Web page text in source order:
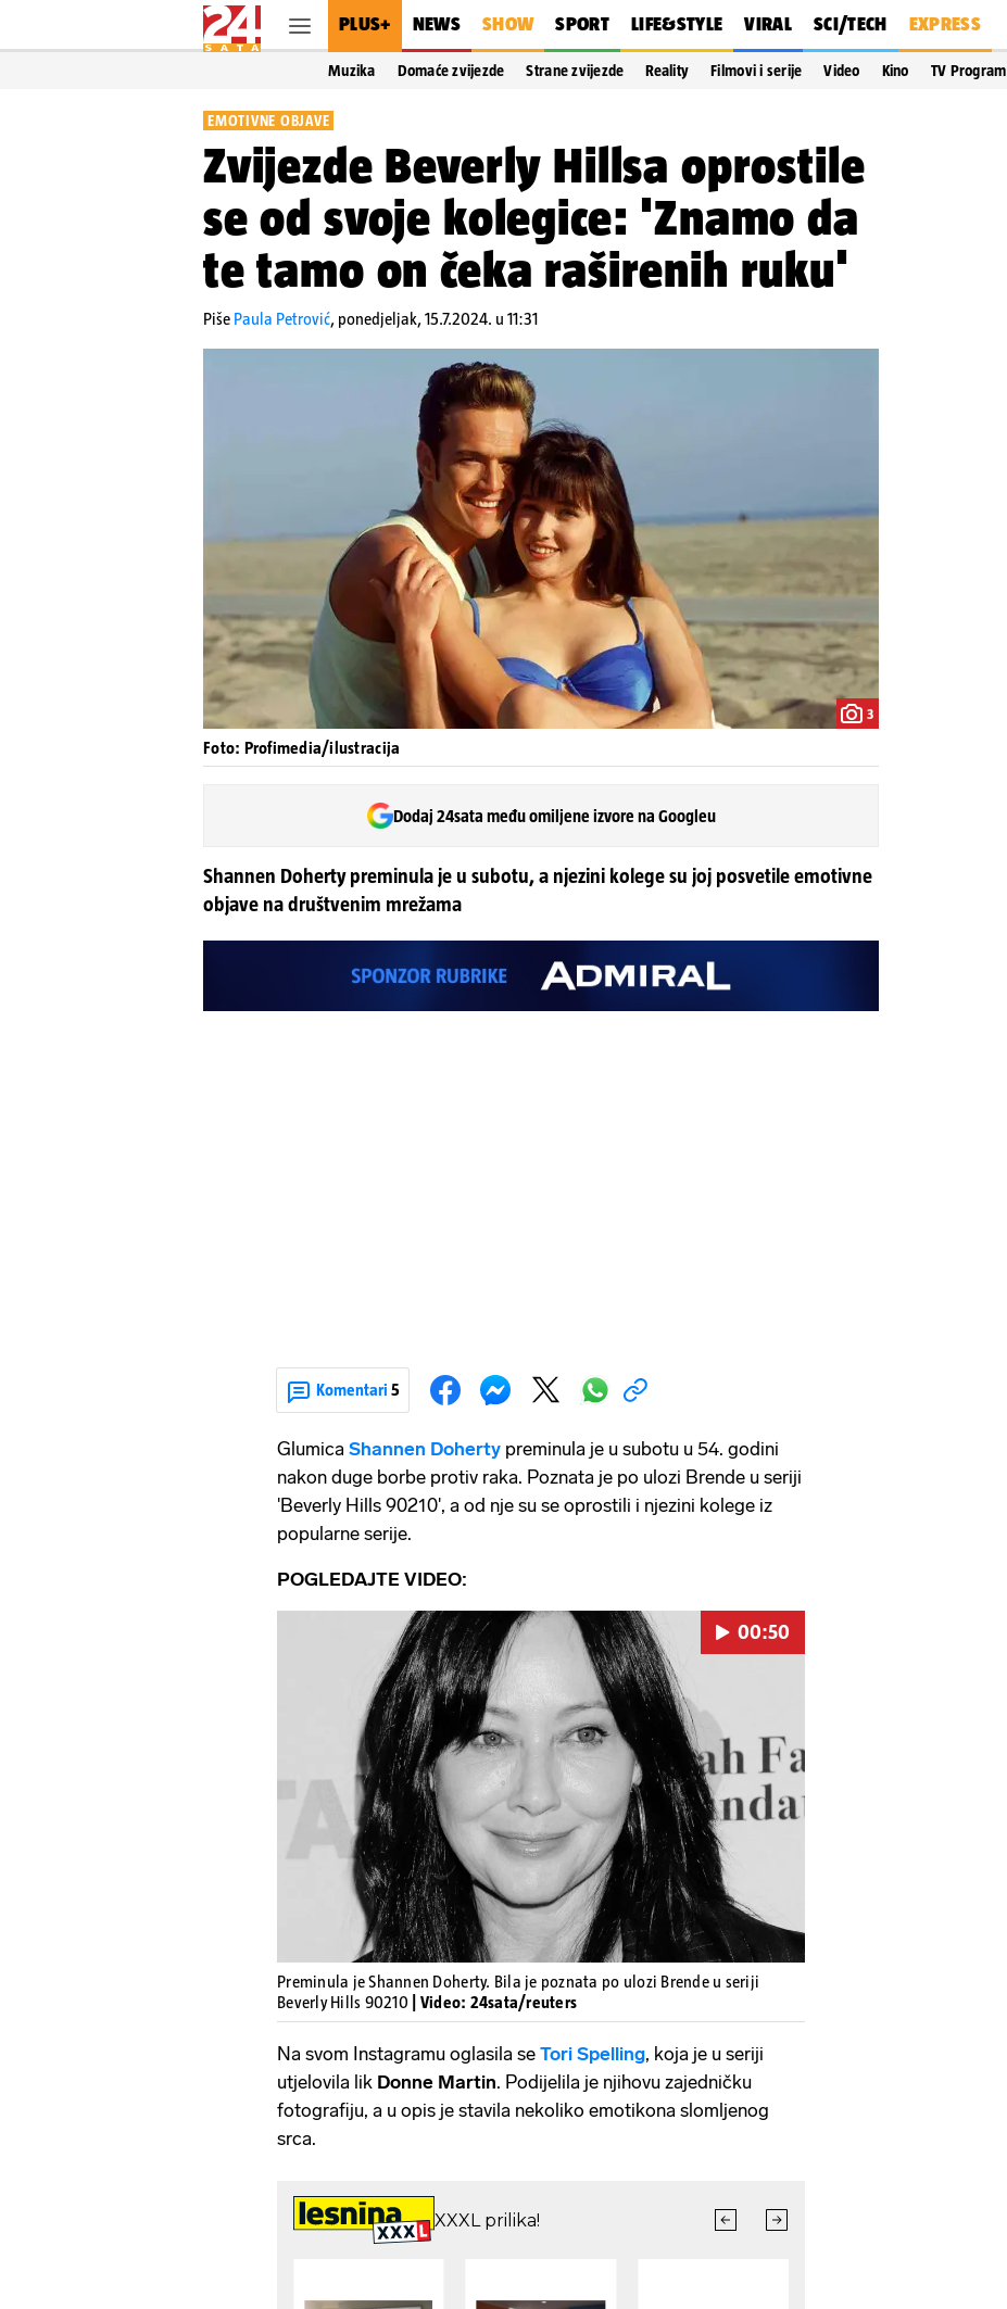
PLUS+ NEWS SHOW SPORT LIFE&STYLE VIRAL SCI/TECH EXPRESS
Muzika Domaće zvijezde Strane zvijezde Reality Filmovi i serije Video Kino TV Program
EMOTIVNE OBJAVE
Zvijezde Beverly Hillsa oprostile
se od svoje kolegice: 'Znamo da
te tamo on čeka raširenih ruku'
Piše Paula Petrović, ponedjeljak, 15.7.2024. u 11:31
3
Foto: Profimedia/ilustracija
Dodaj 24sata među omiljene izvore na Googleu
Shannen Doherty preminula je u subotu, a njezini kolege su joj posvetile emotivne
objave na društvenim mrežama
Komentari 5
Glumica Shannen Doherty preminula je u subotu u 54. godini
nakon duge borbe protiv raka. Poznata je po ulozi Brende u seriji
'Beverly Hills 90210', a od nje su se oprostili i njezini kolege iz
popularne serije.
POGLEDAJTE VIDEO:
Pokretanje videa...
00:50
Preminula je Shannen Doherty. Bila je poznata po ulozi Brende u seriji
Beverly Hills 90210
| Video: 24sata/reuters
Na svom Instagramu oglasila se Tori Spelling, koja je u seriji
utjelovila lik Donne Martin. Podijelila je njihovu zajedničku
fotografiju, a u opis je stavila nekoliko emotikona slomljenog
srca.